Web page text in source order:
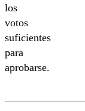
los
votos
suficientes
para
aprobarse.